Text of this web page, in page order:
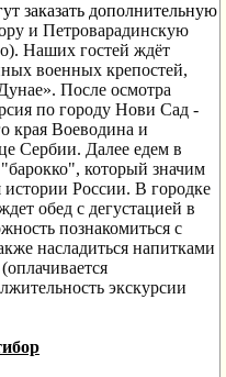
заказать дополнительную
и Петроварадинскую
. Наших гостей ждёт
военных крепостей,
После осмотра
по городу Нови Сад -
края Воеводина и
Сербии. Далее едем в
который значим
истории России. В городке
обед с дегустацией в
познакомиться с
насладиться напитками
экскурсии